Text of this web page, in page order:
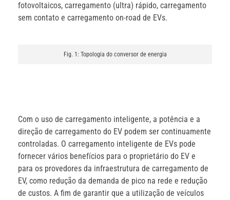
fotovoltaicos, carregamento (ultra) rápido, carregamento
sem contato e carregamento on-road de EVs.
Fig. 1: Topologia do conversor de energia
Com o uso de carregamento inteligente, a potência e a
direção de carregamento do EV podem ser continuamente
controladas. O carregamento inteligente de EVs pode
fornecer vários benefícios para o proprietário do EV e
para os provedores da infraestrutura de carregamento de
EV, como redução da demanda de pico na rede e redução
de custos. A fim de garantir que a utilização de veículos